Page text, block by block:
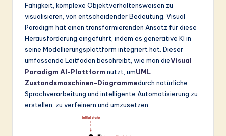
L
Fähigkeit, komplexe Objektverhaltensweisen zu
visualisieren, von entscheidender Bedeutung. Visual
Paradigm hat einen transformierenden Ansatz für diese
Herausforderung eingeführt, indem es generative KI in
seine Modellierungsplattform integriert hat. Dieser
umfassende Leitfaden beschreibt, wie man dieVisual
Paradigm AI-Plattform nutzt, umUML
Zustandsmaschinen-Diagrammedurch natürliche
Sprachverarbeitung und intelligente Automatisierung zu
erstellen, zu verfeinern und umzusetzen.